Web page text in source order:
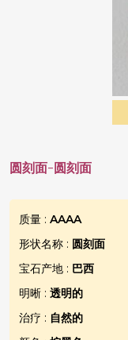
圆刻面-圆刻面
质量 : AAAA
形状名称 : 圆刻面
宝石产地 : 巴西
明晰 : 透明的
治疗 : 自然的